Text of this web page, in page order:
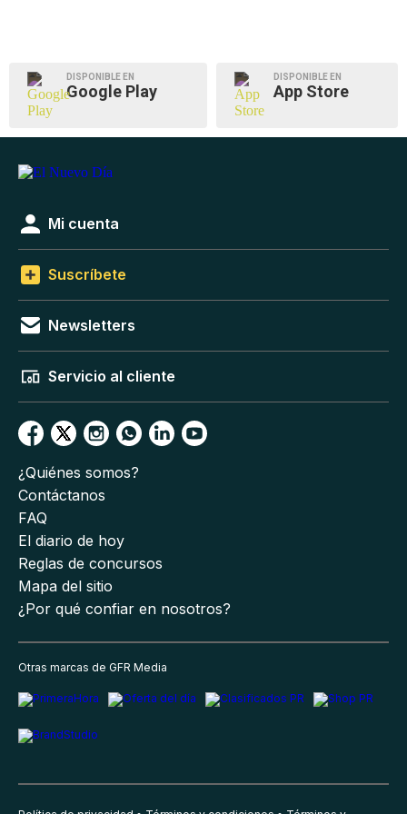
DISPONIBLE EN
Google Play
DISPONIBLE EN
App Store
Mi cuenta
Suscríbete
Newsletters
Servicio al cliente
¿Quiénes somos?
Contáctanos
FAQ
El diario de hoy
Reglas de concursos
Mapa del sitio
¿Por qué confiar en nosotros?
Otras marcas de GFR Media